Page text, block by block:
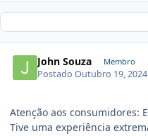
John Souza Membro
PostadoOutubro 19,
Atenção aos consumidores:
Tive uma experiência